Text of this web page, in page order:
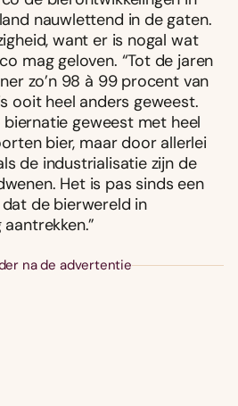
nauwlettend in de gaten.
want er is nogal wat
mag geloven. “Tot de jaren
zo’n 98 à 99 procent van
ooit heel anders geweest.
biernatie geweest met heel
bier, maar door allerlei
de industrialisatie zijn de
Het is pas sinds een
de bierwereld in
na de advertentie